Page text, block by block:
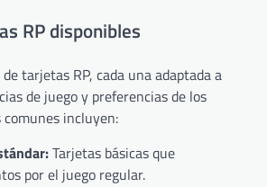
RP disponibles
tarjetas RP, cada una adaptada a
de juego y preferencias de los
comunes incluyen:
Tarjetas básicas que
por el juego regular.